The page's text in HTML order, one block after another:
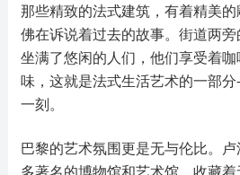
那些精致的法式建筑，有着精美
佛在诉说着过去的故事。街道两
坐满了悠闲的人们，他们享受着
味，这就是法式生活艺术的一部
一刻。
巴黎的艺术氛围更是无与伦比。